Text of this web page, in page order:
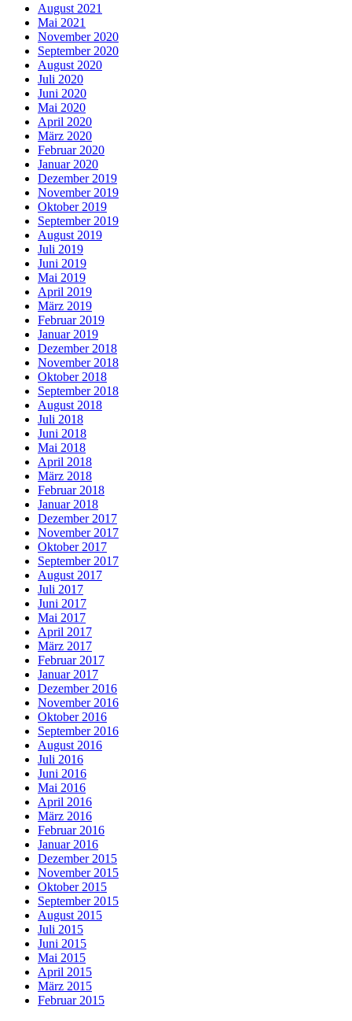
August 2021
Mai 2021
November 2020
September 2020
August 2020
Juli 2020
Juni 2020
Mai 2020
April 2020
März 2020
Februar 2020
Januar 2020
Dezember 2019
November 2019
Oktober 2019
September 2019
August 2019
Juli 2019
Juni 2019
Mai 2019
April 2019
März 2019
Februar 2019
Januar 2019
Dezember 2018
November 2018
Oktober 2018
September 2018
August 2018
Juli 2018
Juni 2018
Mai 2018
April 2018
März 2018
Februar 2018
Januar 2018
Dezember 2017
November 2017
Oktober 2017
September 2017
August 2017
Juli 2017
Juni 2017
Mai 2017
April 2017
März 2017
Februar 2017
Januar 2017
Dezember 2016
November 2016
Oktober 2016
September 2016
August 2016
Juli 2016
Juni 2016
Mai 2016
April 2016
März 2016
Februar 2016
Januar 2016
Dezember 2015
November 2015
Oktober 2015
September 2015
August 2015
Juli 2015
Juni 2015
Mai 2015
April 2015
März 2015
Februar 2015